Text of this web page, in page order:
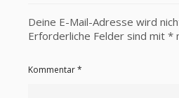
Deine E-Mail-Adresse wird
Erforderliche Felder sind mit *
Kommentar*